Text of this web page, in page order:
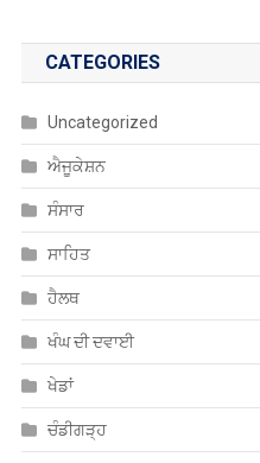
CATEGORIES
Uncategorized
ਐਜੂਕੇਸ਼ਨ
ਸੰਸਾਰ
ਸਾਹਿਤ
ਹੈਲਥ
ਖੰਘ ਦੀ ਦਵਾਈ
ਖੇਡਾਂ
ਚੰਡੀਗੜ੍ਹ